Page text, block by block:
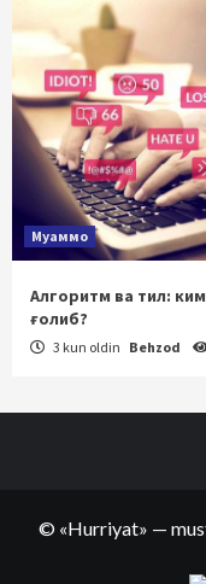
Муаммо
Алгоритм ва тил: ким
ғолиб?
3 kun oldin Behzod
© «Hurriyat» —